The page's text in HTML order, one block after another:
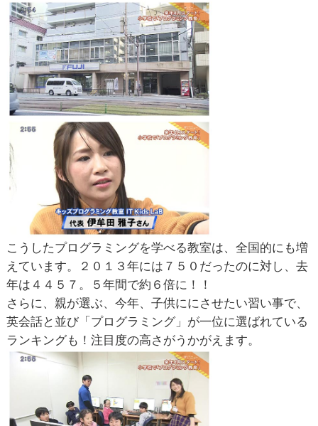
こうしたプログラミングを学べる教室は、全国的にも増
えています。２０１３年には７５０だったのに対し、去
年は４４５７。５年間で約６倍に！！
さらに、親が選ぶ、今年、子供ににさせたい習い事で、
英会話と並び「プログラミング」が一位に選ばれている
ランキングも！注目度の高さがうかがえます。